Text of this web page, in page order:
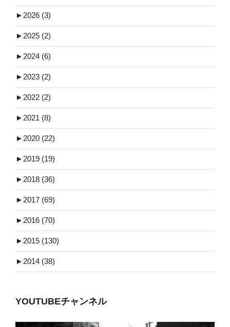
► 2026 (3)
► 2025 (2)
► 2024 (6)
► 2023 (2)
► 2022 (2)
► 2021 (8)
► 2020 (22)
► 2019 (19)
► 2018 (36)
► 2017 (69)
► 2016 (70)
► 2015 (130)
► 2014 (38)
YOUTUBEチャンネル